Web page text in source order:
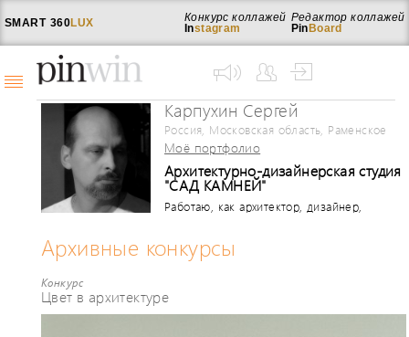
SMART 360LUX
Редактор коллажей
Pin Board
Конкурс коллажей
Instagram
Карпухин Сергей
Россия, Московская область, Раменское
Моё портфолио
Архитектурно-дизайнерская студия
"САД КАМНЕЙ"
Работаю, как архитектор, дизайнер,
и философией. Окончил Сибирский
Красноярск, художественный
факультет, ФПК градостроительства
Архивные конкурсы
Конкурс
Цвет в архитектуре